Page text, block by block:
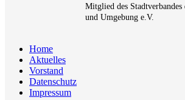
Mitglied des
und Umgebung e.V.
Home
Aktuelles
Vorstand
Datenschutz
Impressum